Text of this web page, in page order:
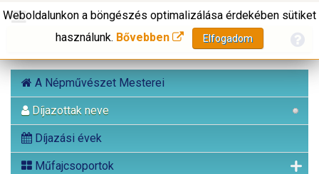
A Népművészet Mesterei
Díjazottak neve
Díjazási évek
Műfajcsoportok
Weboldalunkon a böngészés optimalizálása érdekében sütiket
használunk. Bővebben Elfogadom